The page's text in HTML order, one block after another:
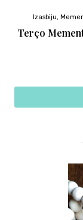
Izasbiju,
Terço